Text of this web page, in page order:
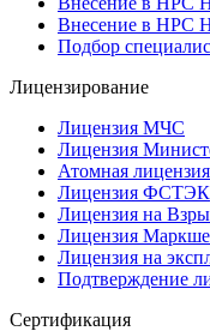
Внесение в НРС
Подбор
Лицензирование
Лицензия МЧС
Лицензия
Атомная
Лицензия ФСТЭК
Лицензия на
Лицензия
Лицензия на
Подтверждение
Сертификация